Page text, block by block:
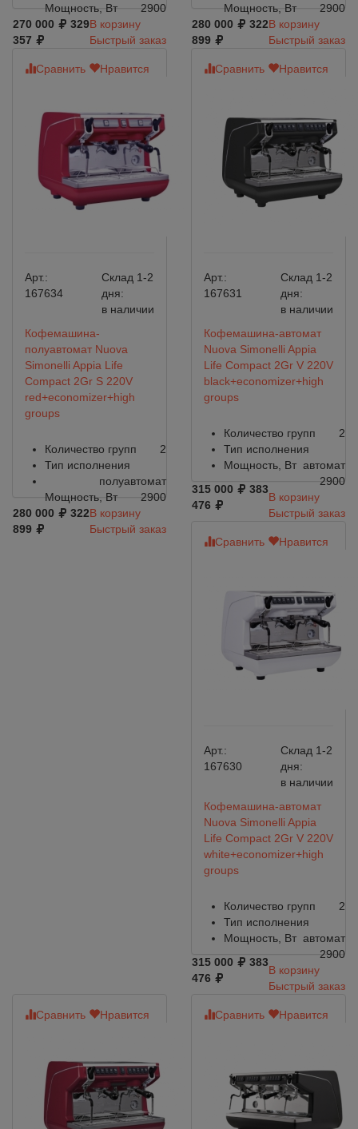
Мощность, Вт
2900
270 000
329
357
В корзину
Быстрый заказ
Мощность, Вт
2900
280 000
322
899
В корзину
Быстрый заказ
Сравнить Нравится
Арт.:
167634
Склад 1-2
дня:
в наличии
Кофемашина-
полуавтомат Nuova
Simonelli Appia Life
Compact 2Gr S 220V
red+economizer+high
groups
Количество групп
2
Тип исполнения
полуавтомат
Мощность, Вт
2900
280 000
322
899
В корзину
Быстрый заказ
Сравнить Нравится
Арт.:
167631
Склад 1-2
дня:
в наличии
Кофемашина-автомат
Nuova Simonelli Appia
Life Compact 2Gr V 220V
black+economizer+high
groups
Количество групп
2
Тип исполнения
автомат
Мощность, Вт
2900
315 000
383
476
В корзину
Быстрый заказ
Сравнить Нравится
Арт.:
167630
Склад 1-2
дня:
в наличии
Кофемашина-автомат
Nuova Simonelli Appia
Life Compact 2Gr V 220V
white+economizer+high
groups
Количество групп
2
Тип исполнения
автомат
Мощность, Вт
2900
315 000
383
476
В корзину
Быстрый заказ
Сравнить Нравится Сравнить Нравится